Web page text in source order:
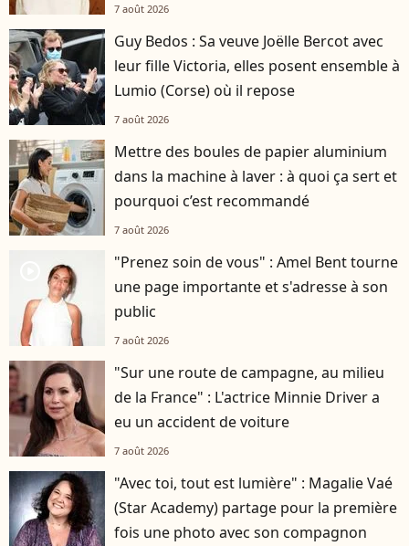
7 août 2026
Guy Bedos : Sa veuve Joëlle Bercot avec
leur fille Victoria, elles posent ensemble à
Lumio (Corse) où il repose
7 août 2026
Mettre des boules de papier aluminium
dans la machine à laver : à quoi ça sert et
pourquoi c’est recommandé
7 août 2026
"Prenez soin de vous" : Amel Bent tourne
une page importante et s'adresse à son
public
7 août 2026
"Sur une route de campagne, au milieu
de la France" : L'actrice Minnie Driver a
eu un accident de voiture
7 août 2026
"Avec toi, tout est lumière" : Magalie Vaé
(Star Academy) partage pour la première
fois une photo avec son compagnon